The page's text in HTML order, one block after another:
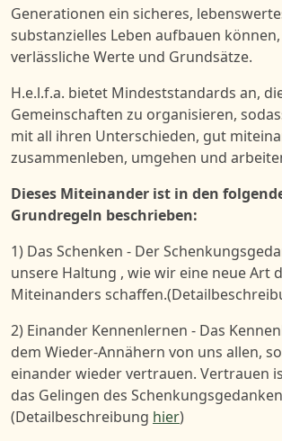
Generationen ein sicheres,
substanzielles Leben aufbauen
verlässliche Werte und Grundsätze.
H.e.l.f.a. bietet Mindeststandards an,
Gemeinschaften zu organisieren,
mit all ihren Unterschieden, gut
zusammenleben, umgehen und
Dieses Miteinander ist in den
Grundregeln beschrieben:
1) Das Schenken - Der
unsere Haltung , wie wir eine neue Art
Miteinanders
2) Einander Kennenlernen - Das
dem Wieder-Annähern von uns allen,
einander wieder vertrauen. Vertrauen
das Gelingen des
(Detailbeschreibung hier)